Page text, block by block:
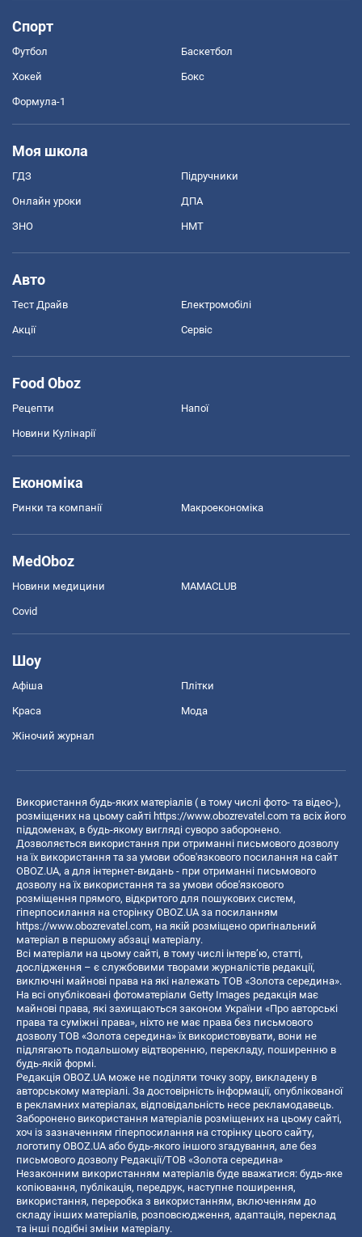
Спорт
Футбол Баскетбол
Хокей Бокс
Формула-1
Моя школа
ГДЗ Підручники
Онлайн уроки ДПА
ЗНО НМТ
Авто
Тест Драйв Електромобілі
Акції Сервіс
Food Oboz
Рецепти Напої
Новини Кулінарії
Економіка
Ринки та компанії Макроекономіка
MedOboz
Новини медицини MAMACLUB
Covid
Шоу
Афіша Плітки
Краса Мода
Жіночий журнал
Використання будь-яких матеріалів ( в тому числі фото- та відео-),
розміщених на цьому сайті https://www.obozrevatel.com та всіх його
піддоменах, в будь-якому вигляді суворо заборонено.
Дозволяється використання при отриманні письмового дозволу
на їх використання та за умови обов'язкового посилання на сайт
OBOZ.UA, а для інтернет-видань - при отриманні письмового
дозволу на їх використання та за умови обов'язкового
розміщення прямого, відкритого для пошукових систем,
гіперпосилання на сторінку OBOZ.UA за посиланням
https://www.obozrevatel.com, на якій розміщено оригінальний
матеріал в першому абзаці матеріалу.
Всі матеріали на цьому сайті, в тому числі інтерв’ю, статті,
дослідження – є службовими творами журналістів редакції,
виключні майнові права на які належать ТОВ «Золота середина».
На всі опубліковані фотоматеріали Getty Images редакція має
майнові права, які захищаються законом України «Про авторські
права та суміжні права», ніхто не має права без письмового
дозволу ТОВ «Золота середина» їх використовувати, вони не
підлягають подальшому відтворенню, перекладу, поширенню в
будь-якій формі.
Редакція OBOZ.UA може не поділяти точку зору, викладену в
авторському матеріалі. За достовірність інформації, опублікованої
в рекламних матеріалах, відповідальність несе рекламодавець.
Заборонено використання матеріалів розміщених на цьому сайті,
хоч із зазначенням гіперпосилання на сторінку цього сайту,
логотипу OBOZ.UA або будь-якого іншого згадування, але без
письмового дозволу Редакції/ТОВ «Золота середина»
Незаконним використанням матеріалів буде вважатися: будь-яке
копiювання, публiкацiя, передрук, наступне поширення,
використання, переробка з використанням, включенням до
складу інших матеріалів, розповсюдження, адаптація, переклад
та інші подібні зміни матеріалу.